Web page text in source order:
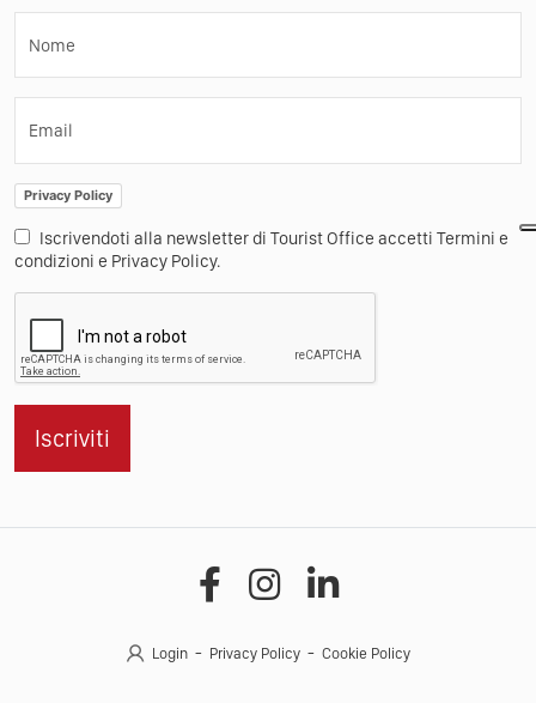
Nome
Email
Privacy Policy
Iscrivendoti alla newsletter di Tourist Office accetti Termini e
condizioni e Privacy Policy.
Iscriviti
Login Privacy Policy Cookie Policy